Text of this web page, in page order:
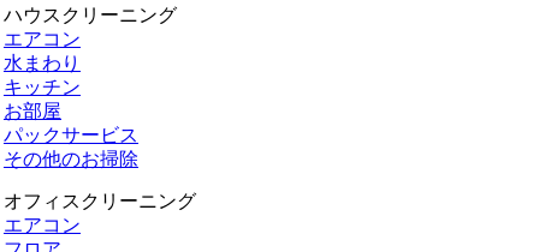
ハウスクリーニング
エアコン
水まわり
キッチン
お部屋
パックサービス
その他のお掃除
オフィスクリーニング
エアコン